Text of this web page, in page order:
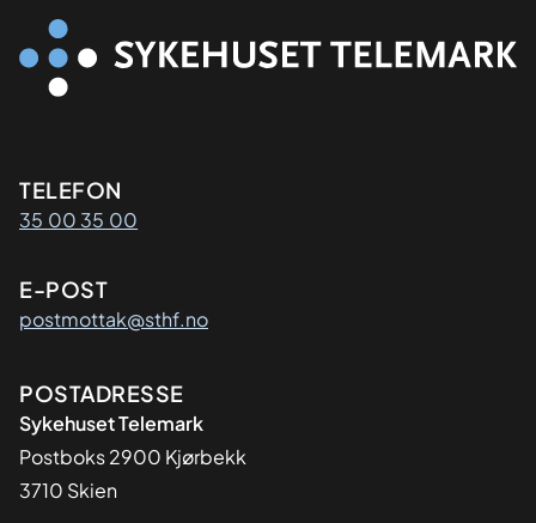
Kontaktinformasjon
TELEFON
35 00 35 00
E-POST
postmottak@sthf.no
Adresse
POSTADRESSE
Sykehuset Telemark
Postboks 2900 Kjørbekk
3710 Skien